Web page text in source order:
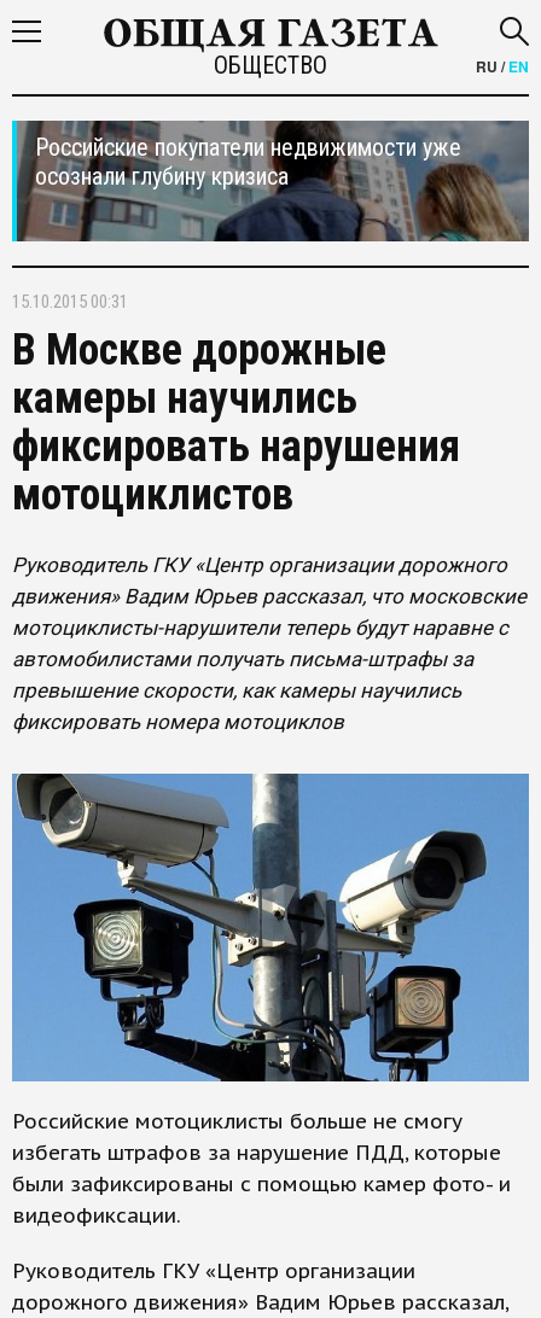
ОБЩЕСТВО RU /EN
Российские покупатели недвижимости уже
осознали глубину кризиса
15.10.2015 00:31
В Москве дорожные
камеры научились
фиксировать нарушения
мотоциклистов
Руководитель ГКУ «Центр организации дорожного
движения» Вадим Юрьев рассказал, что московские
мотоциклисты-нарушители теперь будут наравне с
автомобилистами получать письма-штрафы за
превышение скорости, как камеры научились
фиксировать номера мотоциклов
Российские мотоциклисты больше не смогу
избегать штрафов за нарушение ПДД, которые
были зафиксированы с помощью камер фото- и
видеофиксации.
Руководитель ГКУ «Центр организации
дорожного движения» Вадим Юрьев рассказал,